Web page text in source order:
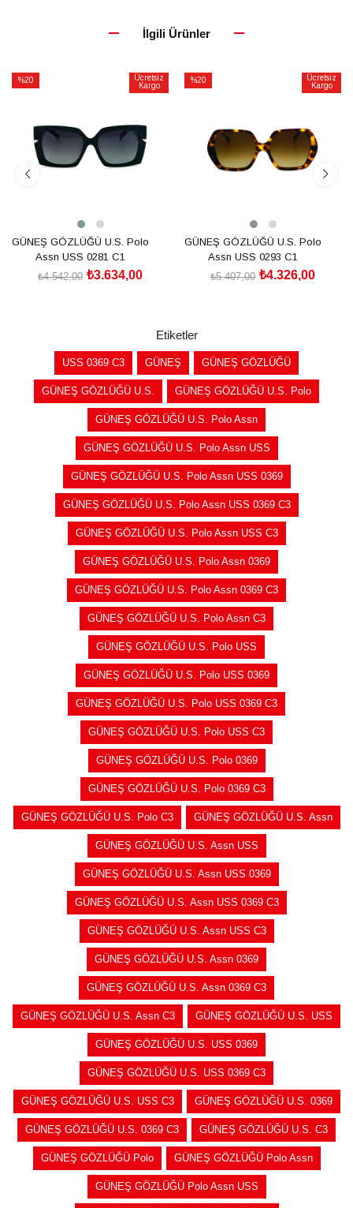
İlgili Ürünler
%20
Ücretsiz
Kargo
GÜNEŞ GÖZLÜĞÜ U.S. Polo
Assn USS 0281 C1
₺3.634,00
₺4.542,00
%20
Ücretsiz
Kargo
GÜNEŞ GÖZLÜĞÜ U.S. Polo
Assn USS 0293 C1
₺4.326,00
₺5.407,00
Etiketler
USS 0369 C3 GÜNEŞ GÜNEŞ GÖZLÜĞÜ
GÜNEŞ GÖZLÜĞÜ U.S. GÜNEŞ GÖZLÜĞÜ U.S. Polo
GÜNEŞ GÖZLÜĞÜ U.S. Polo Assn
GÜNEŞ GÖZLÜĞÜ U.S. Polo Assn USS
GÜNEŞ GÖZLÜĞÜ U.S. Polo Assn USS 0369
GÜNEŞ GÖZLÜĞÜ U.S. Polo Assn USS 0369 C3
GÜNEŞ GÖZLÜĞÜ U.S. Polo Assn USS C3
GÜNEŞ GÖZLÜĞÜ U.S. Polo Assn 0369
GÜNEŞ GÖZLÜĞÜ U.S. Polo Assn 0369 C3
GÜNEŞ GÖZLÜĞÜ U.S. Polo Assn C3
GÜNEŞ GÖZLÜĞÜ U.S. Polo USS
GÜNEŞ GÖZLÜĞÜ U.S. Polo USS 0369
GÜNEŞ GÖZLÜĞÜ U.S. Polo USS 0369 C3
GÜNEŞ GÖZLÜĞÜ U.S. Polo USS C3
GÜNEŞ GÖZLÜĞÜ U.S. Polo 0369
GÜNEŞ GÖZLÜĞÜ U.S. Polo 0369 C3
GÜNEŞ GÖZLÜĞÜ U.S. Polo C3 GÜNEŞ GÖZLÜĞÜ U.S. Assn
GÜNEŞ GÖZLÜĞÜ U.S. Assn USS
GÜNEŞ GÖZLÜĞÜ U.S. Assn USS 0369
GÜNEŞ GÖZLÜĞÜ U.S. Assn USS 0369 C3
GÜNEŞ GÖZLÜĞÜ U.S. Assn USS C3
GÜNEŞ GÖZLÜĞÜ U.S. Assn 0369
GÜNEŞ GÖZLÜĞÜ U.S. Assn 0369 C3
GÜNEŞ GÖZLÜĞÜ U.S. Assn C3 GÜNEŞ GÖZLÜĞÜ U.S. USS
GÜNEŞ GÖZLÜĞÜ U.S. USS 0369
GÜNEŞ GÖZLÜĞÜ U.S. USS 0369 C3
GÜNEŞ GÖZLÜĞÜ U.S. USS C3 GÜNEŞ GÖZLÜĞÜ U.S. 0369
GÜNEŞ GÖZLÜĞÜ U.S. 0369 C3 GÜNEŞ GÖZLÜĞÜ U.S. C3
GÜNEŞ GÖZLÜĞÜ Polo GÜNEŞ GÖZLÜĞÜ Polo Assn
GÜNEŞ GÖZLÜĞÜ Polo Assn USS